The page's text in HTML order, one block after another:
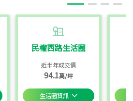
民權西路生活圈
近半年成交價
94.1萬/坪
生活圈資訊